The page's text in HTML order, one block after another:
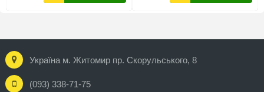
Україна м. Житомир пр. Скорульського, 8
(093) 338-71-75